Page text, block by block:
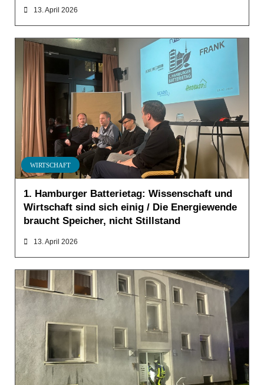
13. April 2026
WIRTSCHAFT
1. Hamburger Batterietag: Wissenschaft und
Wirtschaft sind sich einig / Die Energiewende
braucht Speicher, nicht Stillstand
13. April 2026